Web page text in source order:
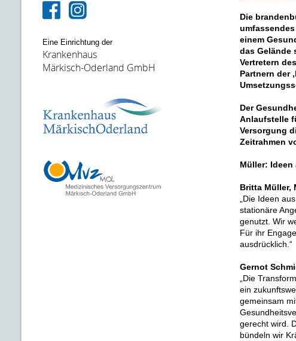
Eine Einrichtung der
Krankenhaus
Märkisch-Oderland GmbH
Die
einem
das Gelände
Vertretern
Partnern der
Der
Anlaufstelle
Versorgung
Zeitrahmen
Müller:
Britta Müller,
„Die Ideen
stationäre
genutzt. Wir
Für ihr
ausdrücklich.“
Gernot
„Die
ein
gemeinsam
gerecht wird.
bündeln wir